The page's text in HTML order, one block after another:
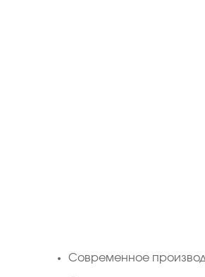
Cовременное